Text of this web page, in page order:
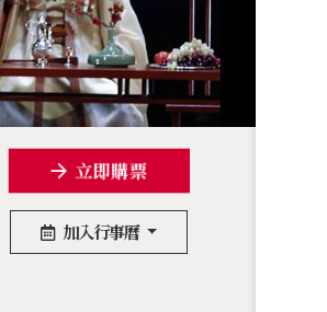
立即購票
加入行事曆